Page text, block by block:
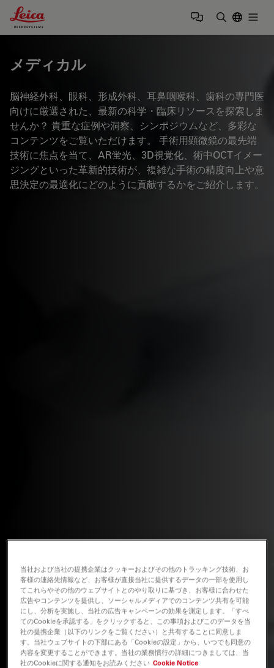
Leica Microsystems Logo
メディカル
脳神経外科、眼科、形成外科、耳鼻咽喉科、歯科の専門医
向けに厳選された、最新の科学・臨床リソースを探索しま
せんか？ 貴重な症例や洞察、シンポジウムなど、多彩な
コンテンツをご覧いただけます。 手術用顕微鏡の最先端
技術に焦点を当て、AR蛍光、3D視覚化、術中OCTイメー
ジングといった革新的技術が、複雑な手術の精度向上や意
思決定の最適化にどのように貢献するかをご紹介します。
当社および当社の提携企業はクッキーおよびその他のトラッキング技術、お
客様の連絡先情報など、お客様が直接当社に提供するデータの一部を使用し
てこれらやその他のウェブサイトとのやり取りに基づき、お客様に合わせた
広告やコンテンツを提供し、ソーシャルメディアでのコンテンツ共有を可能
にし、分析を実施し、当社の広告キャンペーンの効果を測定します。「すべ
てのCookieを承認する」をクリックすると、この事項およびこのデータを当
社の提携企業（以下のリンクをご覧ください）と共有することに同意しま
す。当社ウェブサイトの下部にある「Cookieの設定」から、いつでも同意の
内容を変更することができます。当社の業務慣行の詳細につきましては、当
社のCookieに関する通知をお読みください Cookie Notice